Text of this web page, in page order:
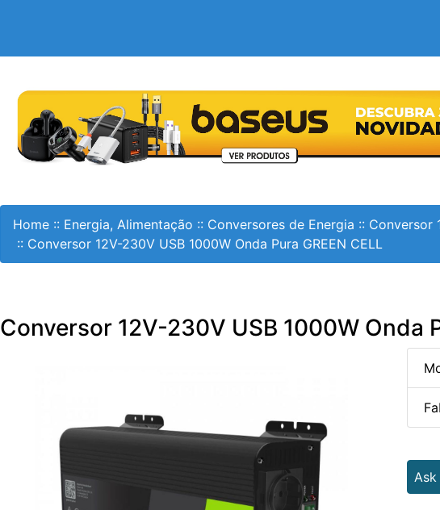
Home :: Energia, Alimentação :: Conversores de Energia :: Conversor
:: Conversor 12V-230V USB 1000W Onda Pura GREEN CELL
Conversor 12V-230V USB 1000W Onda